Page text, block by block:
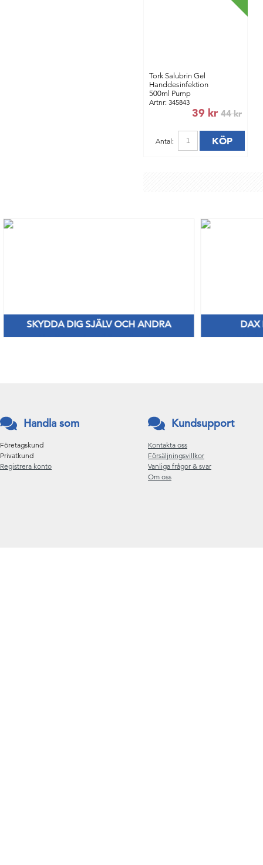
Tork Salubrin Gel
Handdesinfektion
500ml Pump
Artnr: 345843
39 kr 44 kr
Antal: KÖP
SKYDDA DIG SJÄLV OCH ANDRA
Nya Priser på nitril & vinylhanskar
DAX
Håll
Handla som
Företagskund
Privatkund
Registrera konto
Kundsupport
Kontakta oss
Försäljningsvillkor
Vanliga frågor & svar
Om oss